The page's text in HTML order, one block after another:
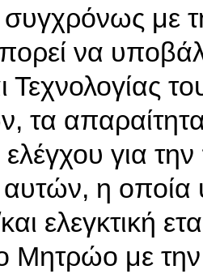
συγχρόνως με
να
Τεχνολογίας
τα
για
αυτών, η
ελεγκτική
Μητρώο με την